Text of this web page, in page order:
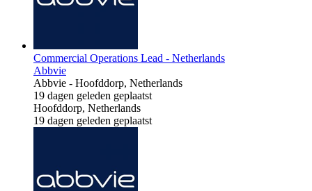
Commercial Operations Lead - Netherlands
Abbvie
Abbvie - Hoofddorp, Netherlands
19 dagen geleden geplaatst
Hoofddorp, Netherlands
19 dagen geleden geplaatst